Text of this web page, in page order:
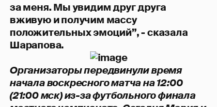
за меня. Мы увидим друг друга
вживую и получим массу
положительных эмоций”, - сказала
Шарапова.
Организаторы передвинули время
начала воскресного матча на 12:00
(21:00 мск) из-за футбольного финала